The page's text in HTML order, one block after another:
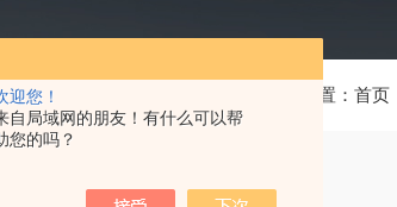
迎您！
自局域网的朋友！有什么可以帮
您的吗？
当前位置： 首页